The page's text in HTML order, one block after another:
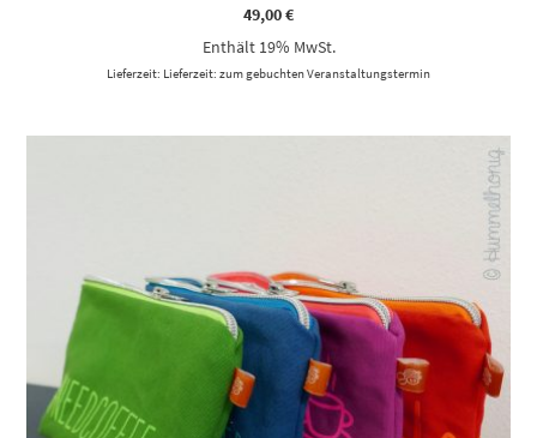
49,00€
Enthält 19% MwSt.
Lieferzeit: Lieferzeit: zum gebuchten Veranstaltungstermin